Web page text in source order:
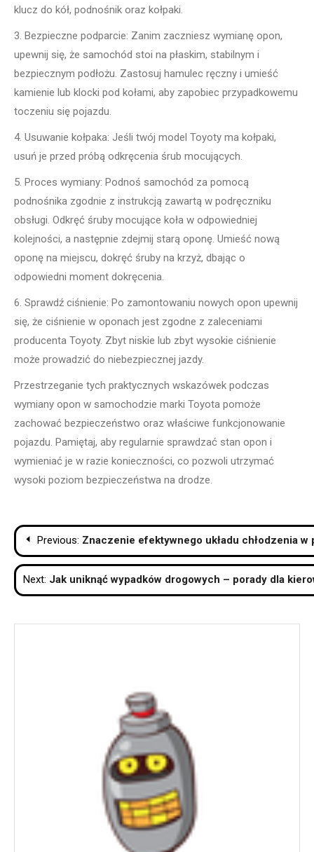
klucz do kół, podnośnik oraz kołpaki.
3. Bezpieczne podparcie: Zanim zaczniesz wymianę opon,
upewnij się, że samochód stoi na płaskim, stabilnym i
bezpiecznym podłożu. Zastosuj hamulec ręczny i umieść
kamienie lub klocki pod kołami, aby zapobiec przypadkowemu
toczeniu się pojazdu.
4. Usuwanie kołpaka: Jeśli twój model Toyoty ma kołpaki,
usuń je przed próbą odkręcenia śrub mocujących.
5. Proces wymiany: Podnoś samochód za pomocą
podnośnika zgodnie z instrukcją zawartą w podręczniku
obsługi. Odkręć śruby mocujące koła w odpowiedniej
kolejności, a następnie zdejmij starą oponę. Umieść nową
oponę na miejscu, dokręć śruby na krzyż, dbając o
odpowiedni moment dokręcenia.
6. Sprawdź ciśnienie: Po zamontowaniu nowych opon upewnij
się, że ciśnienie w oponach jest zgodne z zaleceniami
producenta Toyoty. Zbyt niskie lub zbyt wysokie ciśnienie
może prowadzić do niebezpiecznej jazdy.
Przestrzeganie tych praktycznych wskazówek podczas
wymiany opon w samochodzie marki Toyota pomoże
zachować bezpieczeństwo oraz właściwe funkcjonowanie
pojazdu. Pamiętaj, aby regularnie sprawdzać stan opon i
wymieniać je w razie konieczności, co pozwoli utrzymać
wysoki poziom bezpieczeństwa na drodze.
Nawigacja
wpisu
Previous: Znaczenie efektywnego układu chłodzenia
Next: Jak uniknąć wypadków drogowych – porady dla